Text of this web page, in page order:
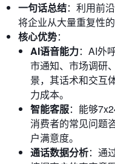
一句话总结：利用前
将企业从大量重复性
核心优势：
AI语音能力：AI外
市通知、市场调研
景，其话术和交互
力成本。
智能客服：能够
消费者的常见问题
户满意度。
通话数据分析：通